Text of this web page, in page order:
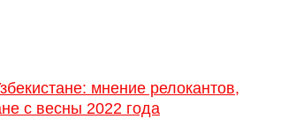
мнение релокантов,
с весны 2022 года